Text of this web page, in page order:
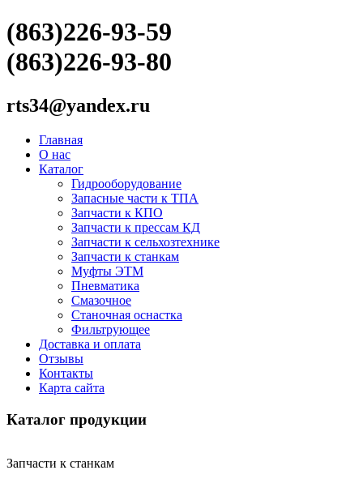
(863)226-93-59
(863)226-93-80
rts34@yandex.ru
Главная
О нас
Каталог
Гидрооборудование
Запасные части к ТПА
Запчасти к КПО
Запчасти к прессам КД
Запчасти к сельхозтехнике
Запчасти к станкам
Муфты ЭТМ
Пневматика
Смазочное
Станочная оснастка
Фильтрующее
Доставка и оплата
Отзывы
Контакты
Карта сайта
Каталог продукции
Запчасти к станкам